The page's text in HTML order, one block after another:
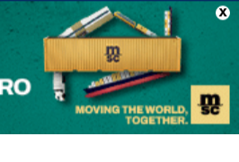
somos Política de privacidad